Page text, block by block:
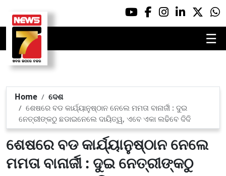
☰
Home
ଦେଶ
ଶେଷରେ ବଡ କାର୍ଯ୍ୟାନୁଷ୍ଠାନ ନେଲେ ମମତା ବାନାର୍ଜୀ : ଦୁଇ
ନେତ୍ରୀଙ୍କଠୁ ଛଡାଇନେଲେ ଦାୟିତ୍ୱ, ଏବେ ଏକା ଲଢିବେ ଦିଦି
ଶେଷରେ ବଡ କାର୍ଯ୍ୟାନୁଷ୍ଠାନ ନେଲେ
ମମତା ବାନାର୍ଜୀ : ଦୁଇ ନେତ୍ରୀଙ୍କଠୁ